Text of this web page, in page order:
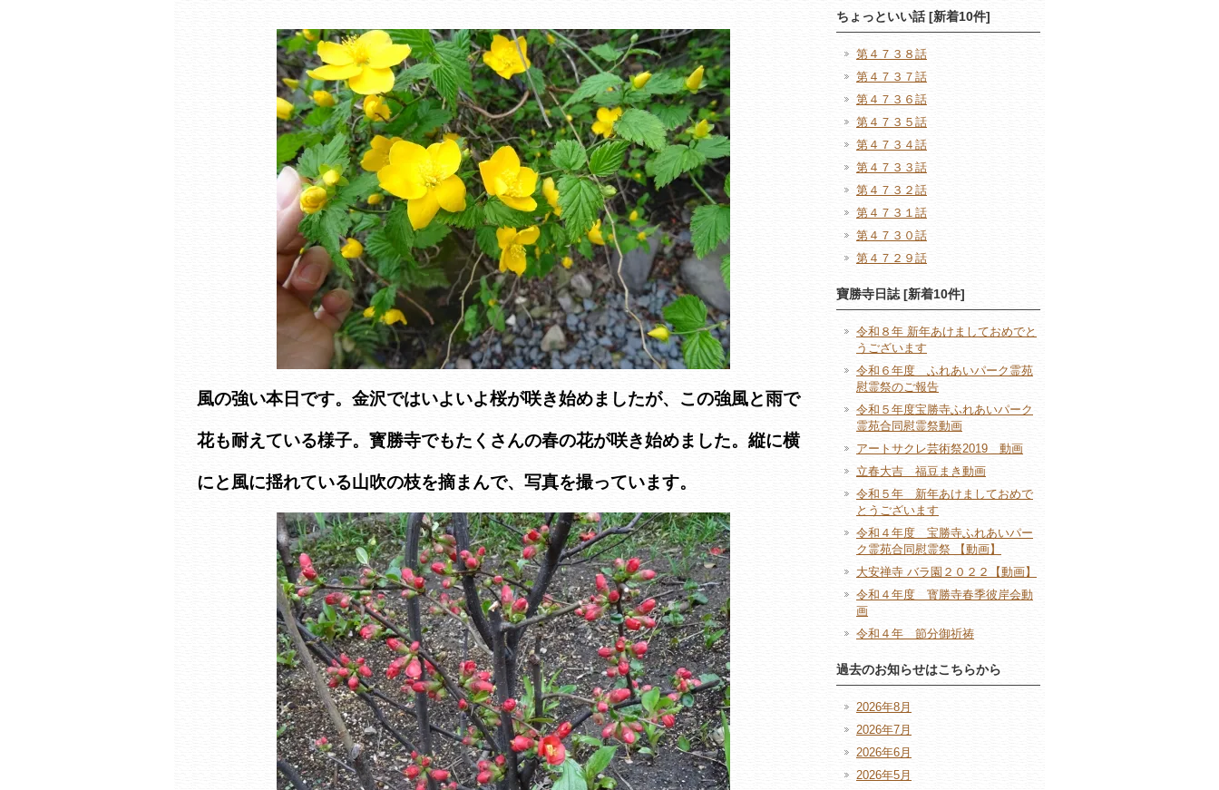
風の強い本日です。金沢ではいよいよ桜が咲き始めましたが、この強風と雨で
花も耐えている様子。寳勝寺でもたくさんの春の花が咲き始めました。縦に横
にと風に揺れている山吹の枝を摘まんで、写真を撮っています。
ちょっといい話 [新着10件]
第４７３８話
第４７３７話
第４７３６話
第４７３５話
第４７３４話
第４７３３話
第４７３２話
第４７３１話
第４７３０話
第４７２９話
寶勝寺日誌 [新着10件]
令和８年 新年あけましておめでと
うございます
令和６年度 ふれあいパーク霊苑
慰霊祭のご報告
令和５年度宝勝寺ふれあいパーク
霊苑合同慰霊祭動画
アートサクレ芸術祭2019 動画
立春大吉 福豆まき動画
令和５年 新年あけましておめで
とうございます
令和４年度 宝勝寺ふれあいパー
ク霊苑合同慰霊祭 【動画】
大安禅寺 バラ園２０２２【動画】
令和４年度 寳勝寺春季彼岸会動
画
令和４年 節分御祈祷
過去のお知らせはこちらから
2026年8月
2026年7月
2026年6月
2026年5月